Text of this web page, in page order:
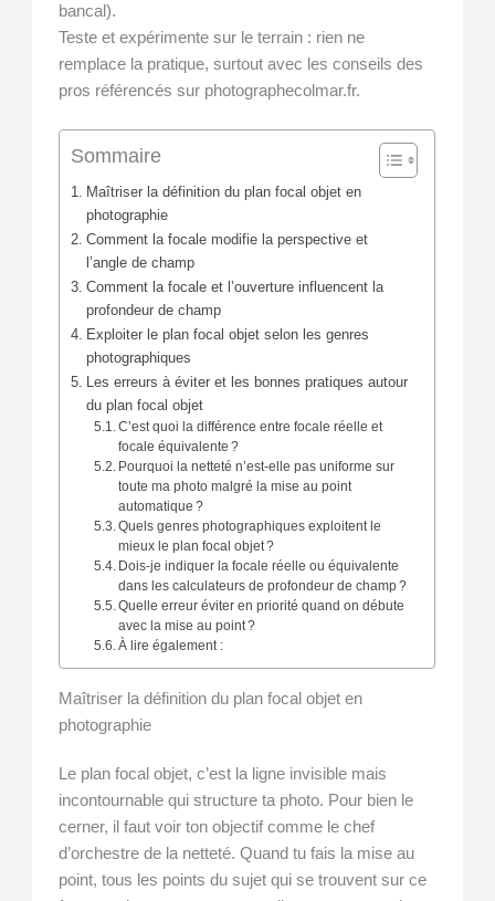
bancal).
Teste et expérimente sur le terrain : rien ne
remplace la pratique, surtout avec les conseils des
pros référencés sur photographecolmar.fr.
Sommaire
Maîtriser la définition du plan focal objet en
photographie
Comment la focale modifie la perspective et
l’angle de champ
Comment la focale et l’ouverture influencent la
profondeur de champ
Exploiter le plan focal objet selon les genres
photographiques
Les erreurs à éviter et les bonnes pratiques autour
du plan focal objet
C’est quoi la différence entre focale réelle et
focale équivalente ?
Pourquoi la netteté n’est-elle pas uniforme sur
toute ma photo malgré la mise au point
automatique ?
Quels genres photographiques exploitent le
mieux le plan focal objet ?
Dois-je indiquer la focale réelle ou équivalente
dans les calculateurs de profondeur de champ ?
Quelle erreur éviter en priorité quand on débute
avec la mise au point ?
À lire également :
Maîtriser la définition du plan focal objet en
photographie
Le plan focal objet, c’est la ligne invisible mais
incontournable qui structure ta photo. Pour bien le
cerner, il faut voir ton objectif comme le chef
d’orchestre de la netteté. Quand tu fais la mise au
point, tous les points du sujet qui se trouvent sur ce